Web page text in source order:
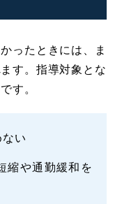
ったときには、ま
す。指導対象とな
す。
い
縮や通勤緩和を